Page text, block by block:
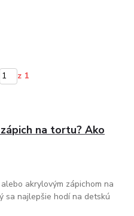
z 1
na tortu? Ako
akrylovým zápichom na
sa najlepšie hodí na detskú